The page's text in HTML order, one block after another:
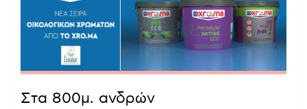
Στα 800μ. ανδρών